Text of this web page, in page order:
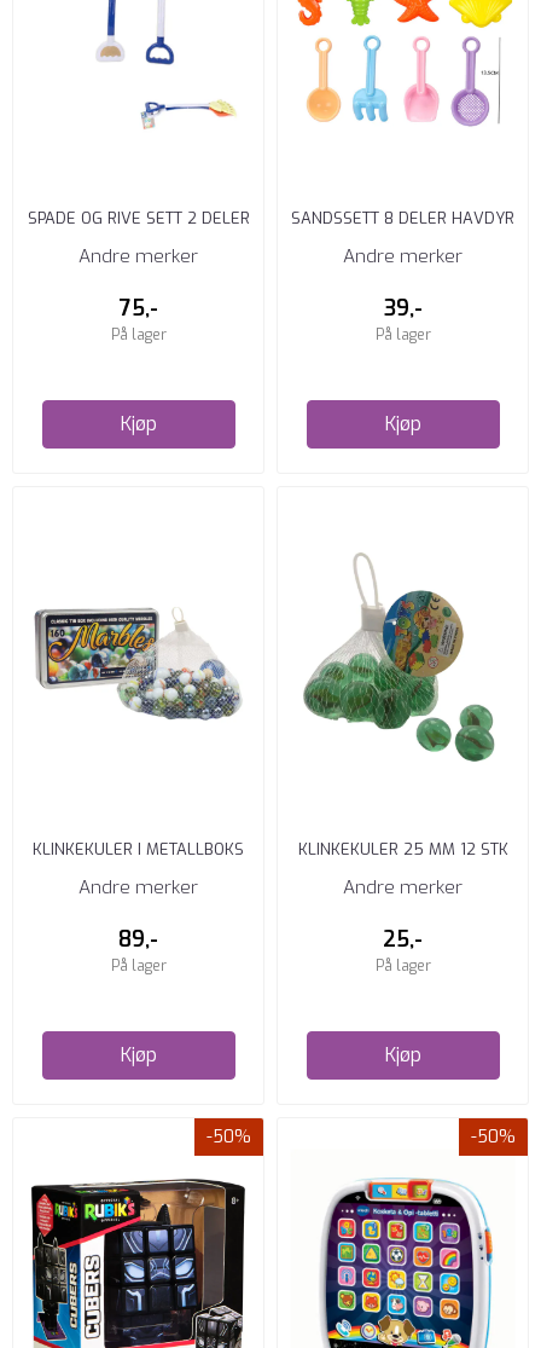
SPADE OG RIVE SETT 2 DELER
Andre merker
75,-
På lager
Kjøp
SANDSSETT 8 DELER HAVDYR
Andre merker
39,-
På lager
Kjøp
KLINKEKULER I METALLBOKS
160 STK
Andre merker
89,-
På lager
Kjøp
KLINKEKULER 25 MM 12 STK
BLÅ/GRØNN
Andre merker
25,-
På lager
Kjøp
-50% -50%